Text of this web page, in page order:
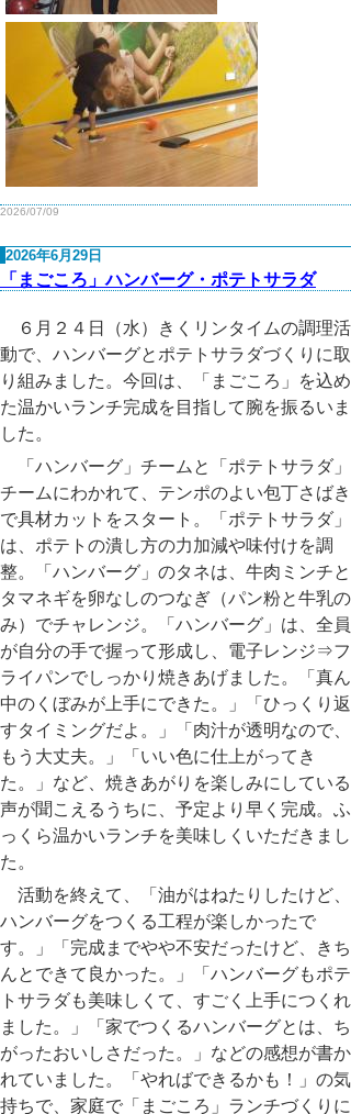
2026/07/09
2026年6月29日
「まごころ」ハンバーグ・ポテトサラダ
６月２４日（水）きくリンタイムの調理活
動で、ハンバーグとポテトサラダづくりに取
り組みました。今回は、「まごころ」を込め
た温かいランチ完成を目指して腕を振るいま
した。
「ハンバーグ」チームと「ポテトサラダ」
チームにわかれて、テンポのよい包丁さばき
で具材カットをスタート。「ポテトサラダ」
は、ポテトの潰し方の力加減や味付けを調
整。「ハンバーグ」のタネは、牛肉ミンチと
タマネギを卵なしのつなぎ（パン粉と牛乳の
み）でチャレンジ。「ハンバーグ」は、全員
が自分の手で握って形成し、電子レンジ⇒フ
ライパンでしっかり焼きあげました。「真ん
中のくぼみが上手にできた。」「ひっくり返
すタイミングだよ。」「肉汁が透明なので、
もう大丈夫。」「いい色に仕上がってき
た。」など、焼きあがりを楽しみにしている
声が聞こえるうちに、予定より早く完成。ふ
っくら温かいランチを美味しくいただきまし
た。
活動を終えて、「油がはねたりしたけど、
ハンバーグをつくる工程が楽しかったで
す。」「完成までやや不安だったけど、きち
んとできて良かった。」「ハンバーグもポテ
トサラダも美味しくて、すごく上手につくれ
ました。」「家でつくるハンバーグとは、ち
がったおいしさだった。」などの感想が書か
れていました。「やればできるかも！」の気
持ちで、家庭で「まごころ」ランチづくりに